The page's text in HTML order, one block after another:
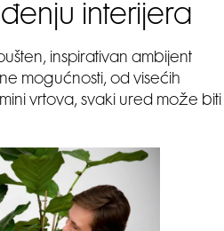
interijera
inspirativan ambijent
mogućnosti, od visećih
vrtova, svaki ured može biti